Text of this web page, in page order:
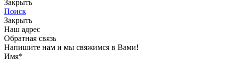
Закрыть
Поиск
Закрыть
Наш адрес
Обратная связь
Напишите нам и мы свяжимся в Вами!
Имя*